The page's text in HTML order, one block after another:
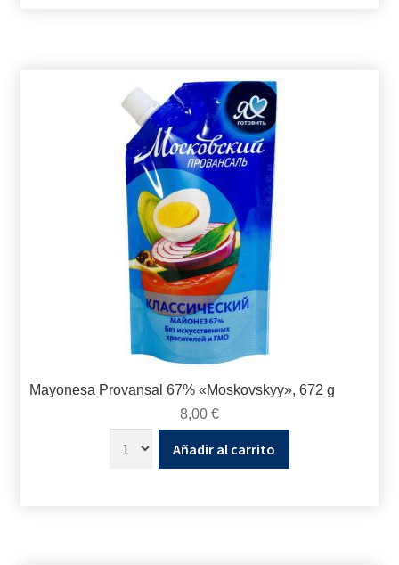
Mayonesa Provansal 67% «Moskovskyy», 672 g
8,00 €
Añadir al carrito